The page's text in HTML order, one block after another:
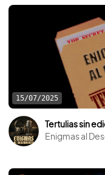
15/07/2025
Enigmas al